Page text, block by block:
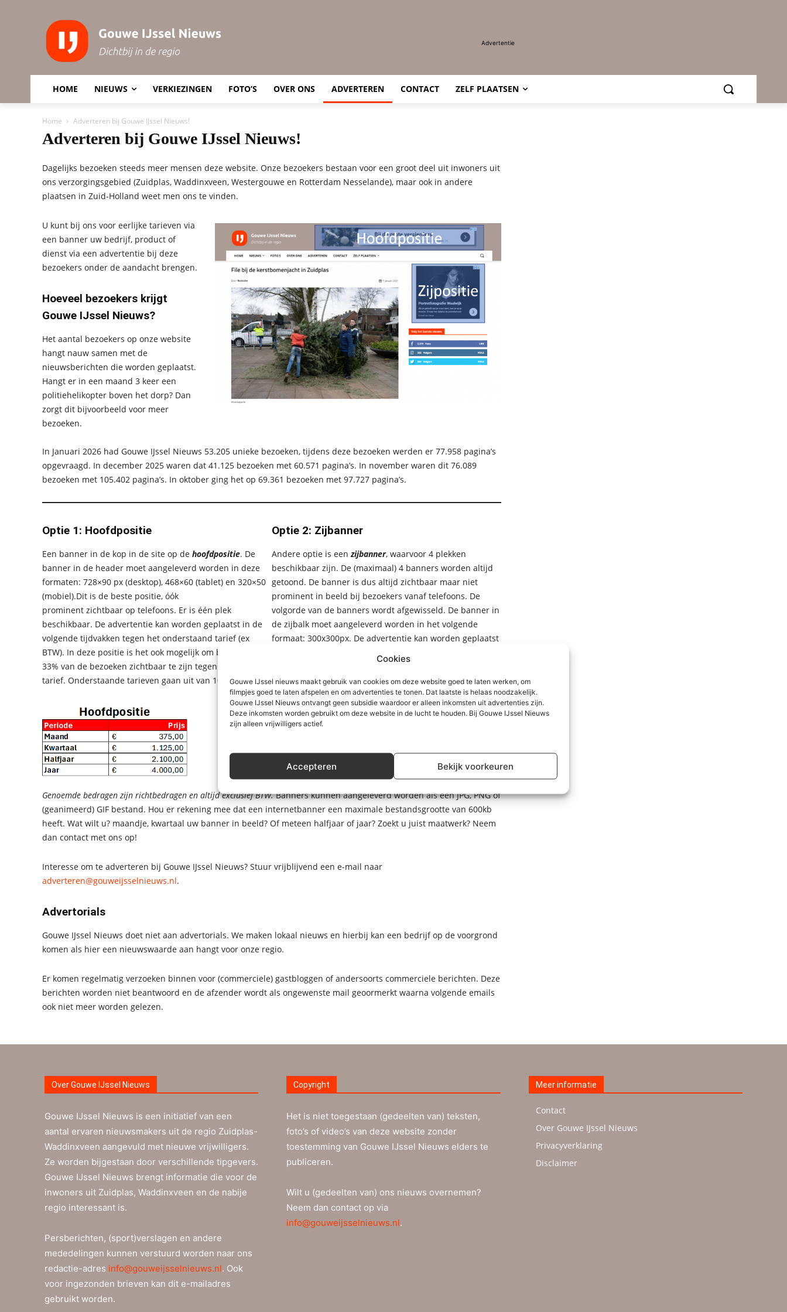
Cookies
Gouwe IJssel nieuws maakt gebruik van cookies om deze website goed te laten werken, om
filmpjes goed te laten afspelen en om advertenties te tonen. Dat laatste is helaas noodzakelijk.
Gouwe IJssel Nieuws ontvangt geen subsidie waardoor er alleen inkomsten uit advertenties zijn.
Deze inkomsten worden gebruikt om deze website in de lucht te houden. Bij Gouwe IJssel Nieuws
zijn alleen vrijwilligers actief.
Accepteren Bekijk voorkeuren
Advertentie
HOME NIEUWS VERKIEZINGEN FOTO’S OVER ONS ADVERTEREN CONTACT ZELF PLAATSEN
Home Adverteren bij Gouwe IJssel Nieuws!
Adverteren bij Gouwe IJssel Nieuws!
Dagelijks bezoeken steeds meer mensen deze website. Onze bezoekers bestaan voor een groot deel uit inwoners uit
ons verzorgingsgebied (Zuidplas, Waddinxveen, Westergouwe en Rotterdam Nesselande), maar ook in andere
plaatsen in Zuid-Holland weet men ons te vinden.
U kunt bij ons voor eerlijke tarieven via
een banner uw bedrijf, product of
dienst via een advertentie bij deze
bezoekers onder de aandacht brengen.
Hoeveel bezoekers krijgt
Gouwe IJssel Nieuws?
Het aantal bezoekers op onze website
hangt nauw samen met de
nieuwsberichten die worden geplaatst.
Hangt er in een maand 3 keer een
politiehelikopter boven het dorp? Dan
zorgt dit bijvoorbeeld voor meer
bezoeken.
In Januari 2026 had Gouwe IJssel Nieuws 53.205 unieke bezoeken, tijdens deze bezoeken werden er 77.958 pagina’s
opgevraagd. In december 2025 waren dat 41.125 bezoeken met 60.571 pagina’s. In november waren dit 76.089
bezoeken met 105.402 pagina’s. In oktober ging het op 69.361 bezoeken met 97.727 pagina’s.
Optie 1: Hoofdpositie
Een banner in de kop in de site op de hoofdpositie. De
banner in de header moet aangeleverd worden in deze
formaten: 728×90 px (desktop), 468×60 (tablet) en 320×50
(mobiel).Dit is de beste positie, óók
prominent zichtbaar op telefoons. Er is één plek
beschikbaar. De advertentie kan worden geplaatst in de
volgende tijdvakken tegen het onderstaand tarief (ex
BTW). In deze positie is het ook mogelijk om bijvoorbeeld
33% van de bezoeken zichtbaar te zijn tegen een lager
tarief. Onderstaande tarieven gaan uit van 100%.
Optie 2: Zijbanner
Andere optie is een zijbanner, waarvoor 4 plekken
beschikbaar zijn. De (maximaal) 4 banners worden altijd
getoond. De banner is dus altijd zichtbaar maar niet
prominent in beeld bij bezoekers vanaf telefoons. De
volgorde van de banners wordt afgewisseld. De banner in
de zijbalk moet aangeleverd worden in het volgende
formaat: 300x300px. De advertentie kan worden geplaatst
Genoemde bedragen zijn richtbedragen en altijd exclusief BTW.Banners kunnen aangeleverd worden als een JPG, PNG of
(geanimeerd) GIF bestand. Hou er rekening mee dat een internetbanner een maximale bestandsgrootte van 600kb
heeft. Wat wilt u? maandje, kwartaal uw banner in beeld? Of meteen halfjaar of jaar? Zoekt u juist maatwerk? Neem
dan contact met ons op!
Interesse om te adverteren bij Gouwe IJssel Nieuws? Stuur vrijblijvend een e-mail naar
adverteren@gouweijsselnieuws.nl.
Advertorials
Gouwe IJssel Nieuws doet niet aan advertorials. We maken lokaal nieuws en hierbij kan een bedrijf op de voorgrond
komen als hier een nieuwswaarde aan hangt voor onze regio.
Er komen regelmatig verzoeken binnen voor (commerciele) gastbloggen of andersoorts commerciele berichten. Deze
berichten worden niet beantwoord en de afzender wordt als ongewenste mail geoormerkt waarna volgende emails
ook niet meer worden gelezen.
Over Gouwe IJssel Nieuws
Gouwe IJssel Nieuws is een initiatief van een
aantal ervaren nieuwsmakers uit de regio Zuidplas-
Waddinxveen aangevuld met nieuwe vrijwilligers.
Ze worden bijgestaan door verschillende tipgevers.
Gouwe IJssel Nieuws brengt informatie die voor de
inwoners uit Zuidplas, Waddinxveen en de nabije
regio interessant is.
Persberichten, (sport)verslagen en andere
mededelingen kunnen verstuurd worden naar ons
redactie-adres info@gouweijsselnieuws.nl. Ook
voor ingezonden brieven kan dit e-mailadres
gebruikt worden.
Copyright
Het is niet toegestaan (gedeelten van) teksten,
foto’s of video’s van deze website zonder
toestemming van Gouwe IJssel Nieuws elders te
publiceren.
Wilt u (gedeelten van) ons nieuws overnemen?
Neem dan contact op via
info@gouweijsselnieuws.nl.
Meer informatie
Contact
Over Gouwe IJssel Nieuws
Privacyverklaring
Disclaimer